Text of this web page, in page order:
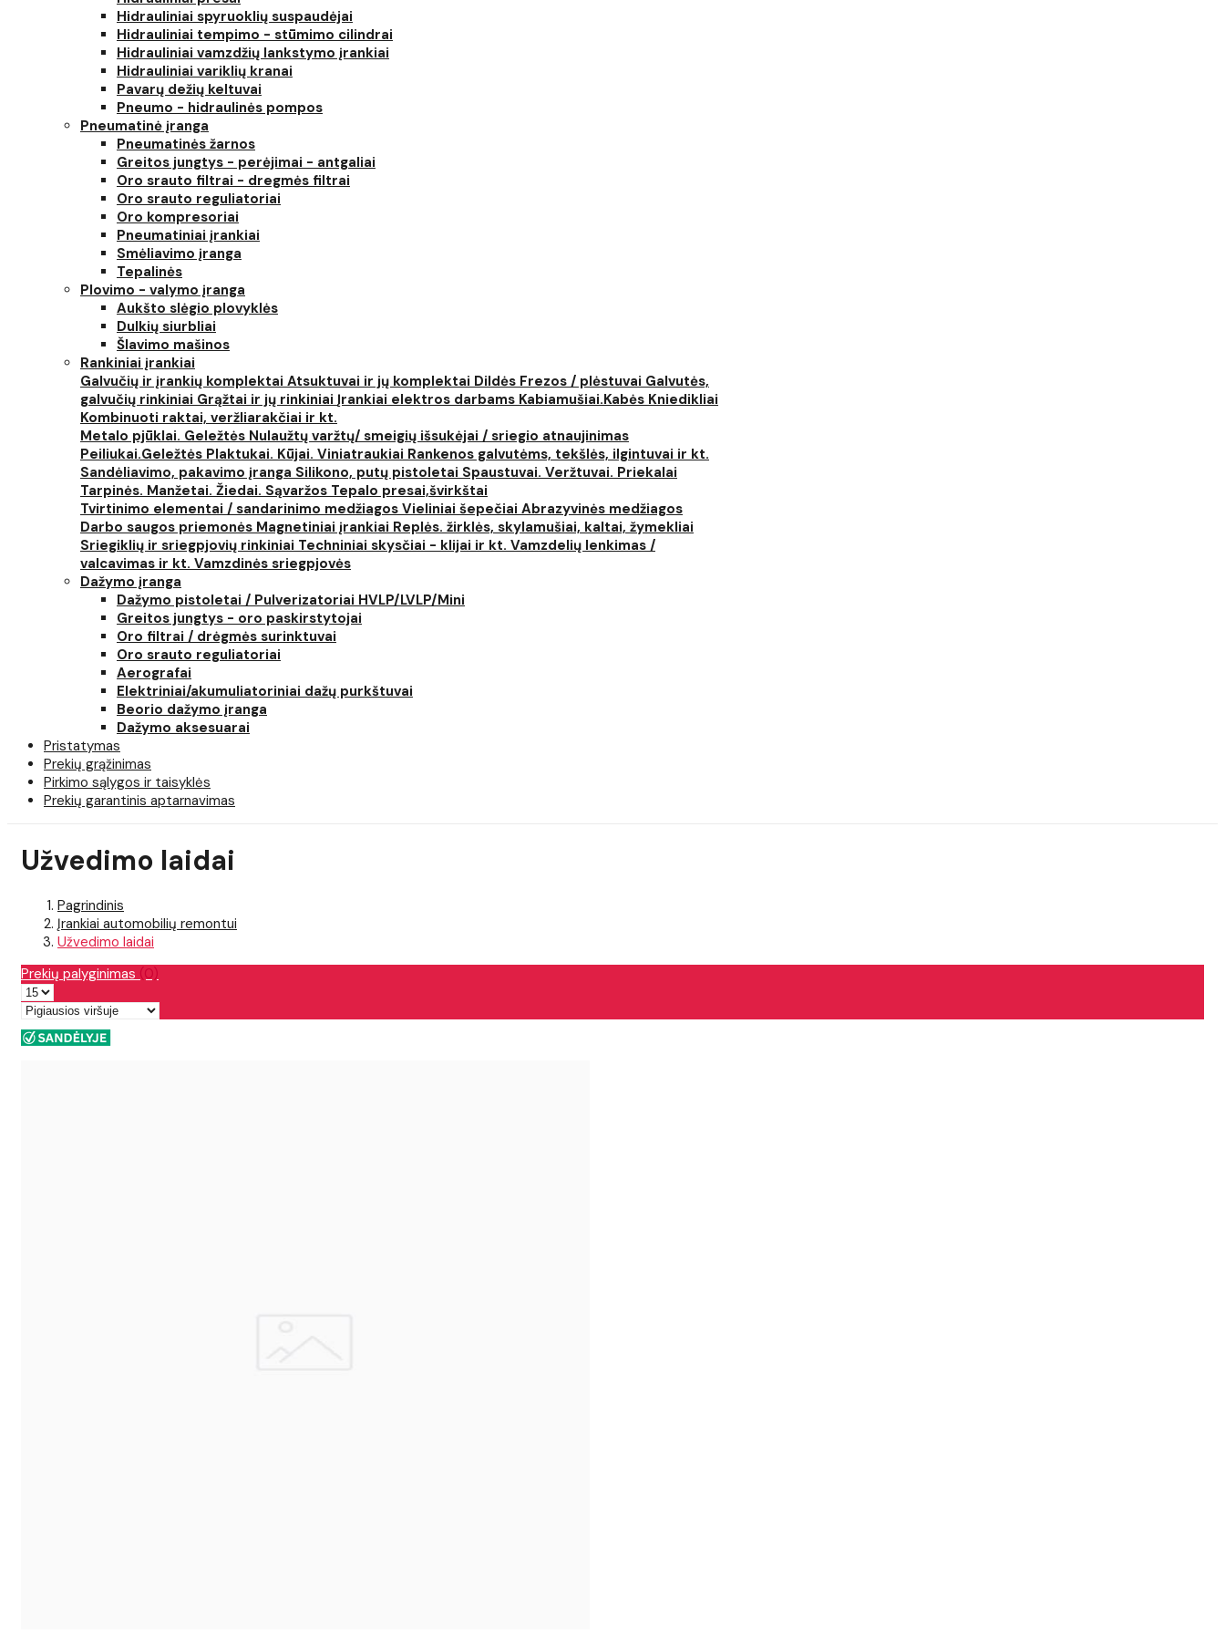
Hidrauliniai spyruoklių suspaudėjai
Hidrauliniai tempimo - stūmimo cilindrai
Hidrauliniai vamzdžių lankstymo įrankiai
Hidrauliniai variklių kranai
Pavarų dežių keltuvai
Pneumo - hidraulinės pompos
Pneumatinė įranga
Pneumatinės žarnos
Greitos jungtys - perėjimai - antgaliai
Oro srauto filtrai - dregmės filtrai
Oro srauto reguliatoriai
Oro kompresoriai
Pneumatiniai įrankiai
Smėliavimo įranga
Tepalinės
Plovimo - valymo įranga
Aukšto slėgio plovyklės
Dulkių siurbliai
Šlavimo mašinos
Rankiniai įrankiai
Galvučių ir įrankių komplektai Atsuktuvai ir jų komplektai Dildės Frezos / plėstuvai Galvutės,
galvučių rinkiniai Grąžtai ir jų rinkiniai Įrankiai elektros darbams Kabiamušiai.Kabės Kniedikliai
Kombinuoti raktai, veržliarakčiai ir kt.
Metalo pjūklai. Geležtės Nulaužtų varžtų/ smeigių išsukėjai / sriegio atnaujinimas
Peiliukai.Geležtės Plaktukai. Kūjai. Viniatraukiai Rankenos galvutėms, tekšlės, ilgintuvai ir kt.
Sandėliavimo, pakavimo įranga Silikono, putų pistoletai Spaustuvai. Veržtuvai. Priekalai
Tarpinės. Manžetai. Žiedai. Sąvaržos Tepalo presai,švirkštai
Tvirtinimo elementai / sandarinimo medžiagos Vieliniai šepečiai Abrazyvinės medžiagos
Darbo saugos priemonės Magnetiniai įrankiai Replės. žirklės, skylamušiai, kaltai, žymekliai
Sriegiklių ir sriegpjovių rinkiniai Techniniai skysčiai - klijai ir kt. Vamzdelių lenkimas /
valcavimas ir kt. Vamzdinės sriegpjovės
Dažymo įranga
Dažymo pistoletai / Pulverizatoriai HVLP/LVLP/Mini
Greitos jungtys - oro paskirstytojai
Oro filtrai / drėgmės surinktuvai
Oro srauto reguliatoriai
Aerografai
Elektriniai/akumuliatoriniai dažų purkštuvai
Beorio dažymo įranga
Dažymo aksesuarai
Pristatymas
Prekių grąžinimas
Pirkimo sąlygos ir taisyklės
Prekių garantinis aptarnavimas
Užvedimo laidai
Pagrindinis
Įrankiai automobilių remontui
Užvedimo laidai
Prekių palyginimas (0)